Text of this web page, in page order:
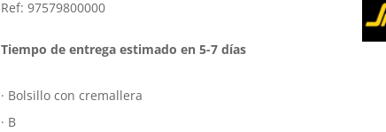
Ref: 97579800000
Tiempo de entrega estimado en 5-7 días
· Bolsillo con cremallera
· B